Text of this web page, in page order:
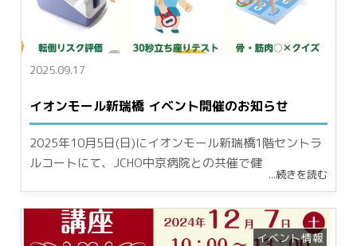
2025.09.17
イオンモール新瑞橋 イベント開催のお知らせ
2025年10月5日(日)にイオンモール新瑞橋1階セントラ
ルコートにて、JCHO中京病院との共催で健
...続きを読む
イベント情報